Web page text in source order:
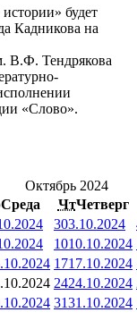
В.Ф. Тендрякова
«Слово».
Октябрь 2024
Среда ЧтЧетверг
303.10.2024
1010.10.2024
1717.10.2024
2424.10.2024
3131.10.2024